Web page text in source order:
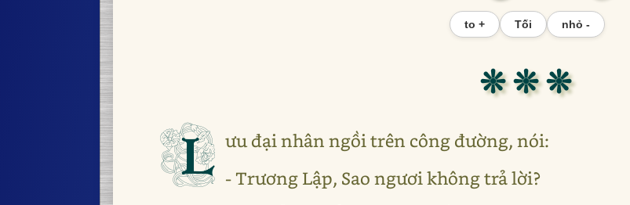
to + Tối nhỏ -
❊ ❊ ❊
L ưu đại nhân ngồi trên công đường, nói:
- Trương Lập, Sao ngươi không trả lời?